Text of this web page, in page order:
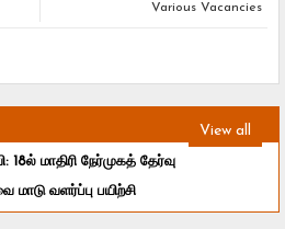
Various Vacancies
View all
மாதிரி நேர்முகத் தேர்வு
வளர்ப்பு பயிற்சி